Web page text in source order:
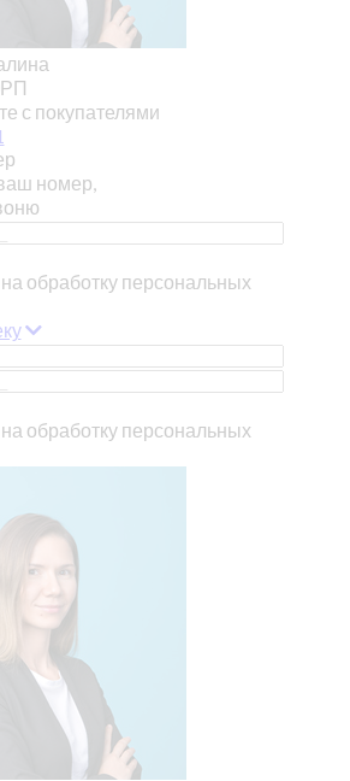
с покупателями
номер,
обработку персональных
обработку персональных